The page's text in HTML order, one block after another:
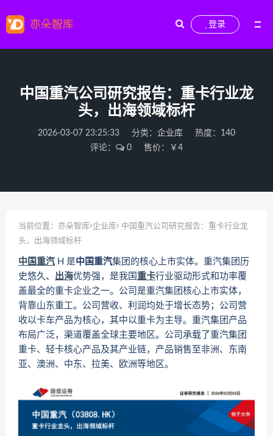
登录
中国重汽公司研究报告：重卡行业龙
头，出海领域标杆
2026-03-07 23:25:33 分类： 企业库
热度：140
评论：
0 售价：￥4
当前位置： 亦朵智库 企业库
中国重汽公司研究报告：重卡行业龙
头，出海领域标杆
中国重汽H 是中国重汽集团的核心上市实体。重汽集团历
史悠久、 出海优势强，是我国 重卡行业驱动形式和功率覆
盖最全的重卡企业之一。公司是重汽集团核心上市实体，
背靠山东重工。公司营收、利润均处于增长态势；公司营
收以卡车产品为核心，其中以重卡为主导。重汽集团产品
布局广泛，渠道覆盖全球主要地区。公司承载了重汽集团
重卡、轻卡核心产品及其产业链，产品销售至非洲、东南
亚、澳洲、中东、拉美、欧洲等地区。